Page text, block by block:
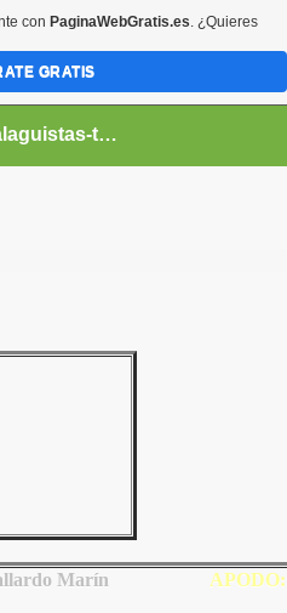
amigosmalaguistas-temporadas
Gallardo Marín APODO:
con PaginaWebGratis.es. ¿Quieres
GRATIS